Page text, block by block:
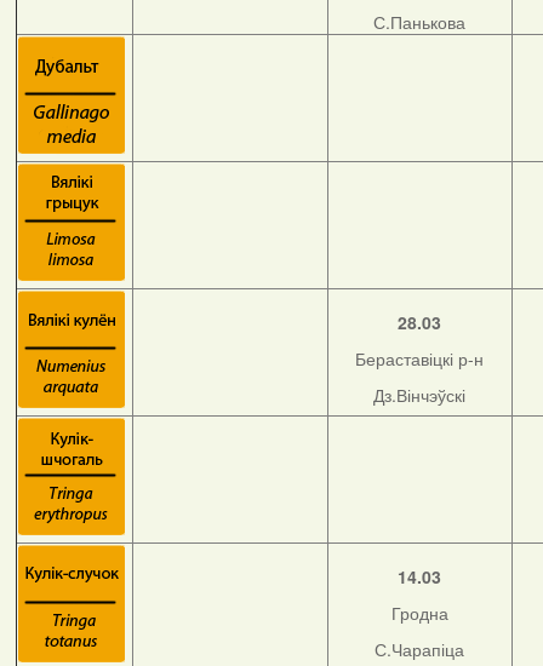
С.Панькова
28.03
Бераставіцкі р-н
Дз.Вінчэўскі
14.03
Гродна
С.Чарапіца